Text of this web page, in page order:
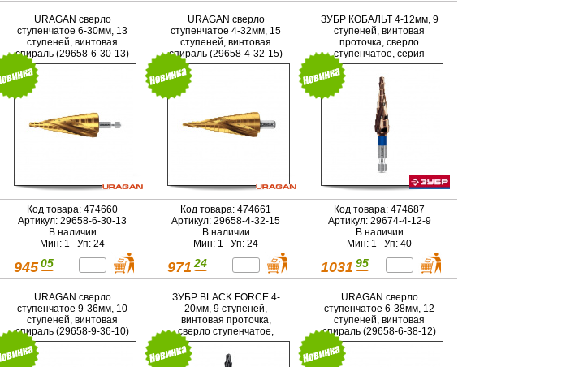
URAGAN сверло
ступенчатое 6-30мм, 13
ступеней, винтовая
спираль (29658-6-30-13)
Код товара: 474660
Артикул: 29658-6-30-13
В наличии
Мин: 1 Уп: 24
945 05
URAGAN сверло
ступенчатое 4-32мм, 15
ступеней, винтовая
спираль (29658-4-32-15)
Код товара: 474661
Артикул: 29658-4-32-15
В наличии
Мин: 1 Уп: 24
971 24
ЗУБР КОБАЛЬТ 4-12мм, 9
ступеней, винтовая
проточка, сверло
ступенчатое, серия
Профессионал(29674-4-
12-9)
Код товара: 474687
Артикул: 29674-4-12-9
В наличии
Мин: 1 Уп: 40
1031 95
URAGAN сверло
ступенчатое 9-36мм, 10
ступеней, винтовая
спираль (29658-9-36-10)
ЗУБР BLACK FORCE 4-
20мм, 9 ступеней,
винтовая проточка,
сверло ступенчатое,
ПРОФЕССИОНАЛ
(29671-4-20-9)
URAGAN сверло
ступенчатое 6-38мм, 12
ступеней, винтовая
спираль (29658-6-38-12)